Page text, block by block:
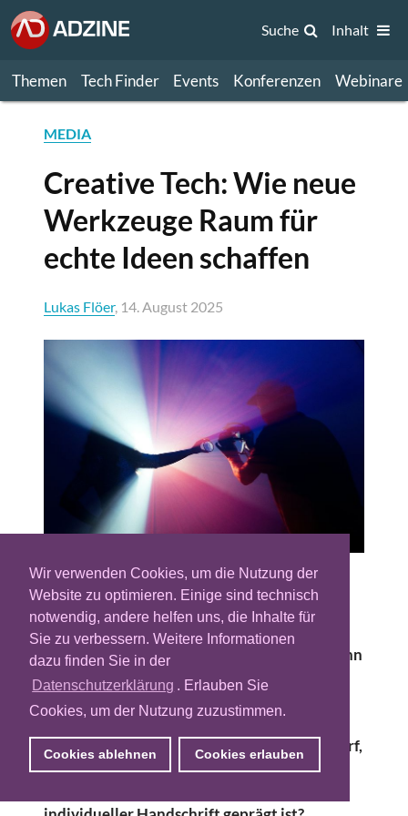
Wir verwenden Cookies, um die Nutzung der
Website zu optimieren. Einige sind technisch
notwendig, andere helfen uns, die Inhalte für
Sie zu verbessern. Weitere Informationen
dazu finden Sie in der
Datenschutzerklärung . Erlauben Sie
Cookies, um der Nutzung zuzustimmen.
Cookies ablehnen Cookies erlauben
Themen Tech Finder Events Konferenzen Webinare
Suche Inhalt
MEDIA
Creative Tech: Wie neue
Werkzeuge Raum für
echte Ideen schaffen
Lukas Flöer, 14. August 2025
Die Werbebranche gilt als Vorreiter
technischer Innovation. Neue Tools, neue
Plattformen, neue Formate – vieles wurde
schnell ausprobiert und adaptiert. Doch wenn
es um Künstliche Intelligenz geht, ist die
Reaktion in kreativen Teams oft
zurückhaltender – nicht aus Mangel an
Interesse, sondern aus Unsicherheit: Was darf,
was kann, was soll KI in einem Umfeld, das